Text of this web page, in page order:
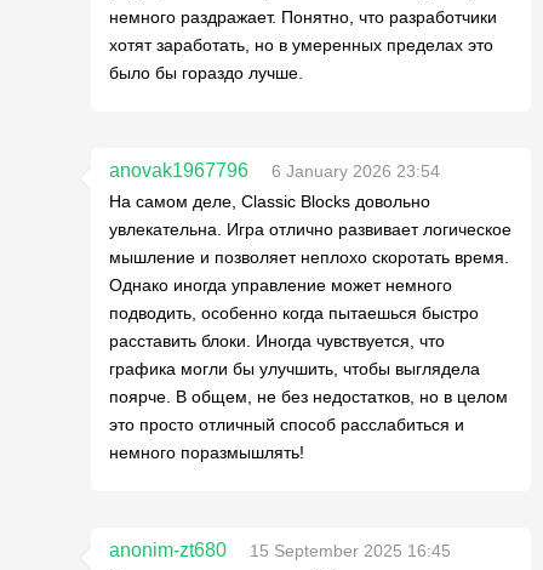
немного раздражает. Понятно, что разработчики
хотят заработать, но в умеренных пределах это
было бы гораздо лучше.
anovak1967796
6 January 2026 23:54
На самом деле, Classic Blocks довольно
увлекательна. Игра отлично развивает логическое
мышление и позволяет неплохо скоротать время.
Однако иногда управление может немного
подводить, особенно когда пытаешься быстро
расставить блоки. Иногда чувствуется, что
графика могли бы улучшить, чтобы выглядела
поярче. В общем, не без недостатков, но в целом
это просто отличный способ расслабиться и
немного поразмышлять!
anonim-zt680
15 September 2025 16:45